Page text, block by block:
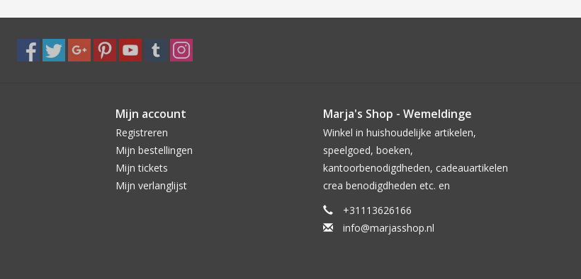
Mijn account
Registreren
Mijn bestellingen
Mijn tickets
Mijn verlanglijst
Marja's Shop - Wemeldinge
Winkel in huishoudelijke artikelen,
speelgoed, boeken,
kantoorbenodigdheden, cadeauartikelen
crea benodigdheden etc. en
+31113626166
info@marjasshop.nl